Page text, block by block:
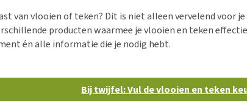
Voer- en drinkbakken
Op reis en onderweg
Bekijk alles
Puppy apotheek
Vuurwerkangst
Ouderdom en dementie
Overgewicht en conditie
van vlooien of teken? Dit is niet alleen vervelend voor
producten waarmee je vlooien en teken
én alle informatie die je nodig hebt.
Bij twijfel: Vul de vlooien en teken